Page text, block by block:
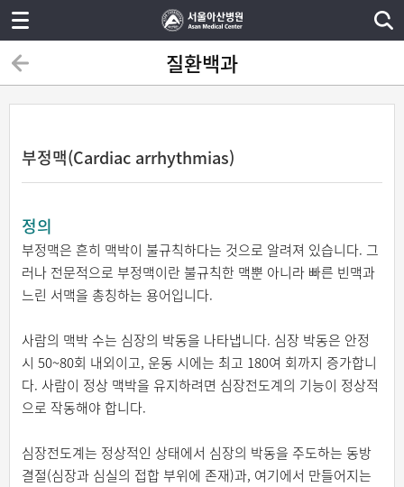
질환백과
부정맥(Cardiac arrhythmias)
정의
부정맥은 흔히 맥박이 불규칙하다는 것으로 알려져 있습니다. 그
러나 전문적으로 부정맥이란 불규칙한 맥뿐 아니라 빠른 빈맥과
느린 서맥을 총칭하는 용어입니다.
사람의 맥박 수는 심장의 박동을 나타냅니다. 심장 박동은 안정
시 50~80회 내외이고, 운동 시에는 최고 180여 회까지 증가합니
다. 사람이 정상 맥박을 유지하려면 심장전도계의 기능이 정상적
으로 작동해야 합니다.
심장전도계는 정상적인 상태에서 심장의 박동을 주도하는 동방
결절(심장과 심실의 접합 부위에 존재)과, 여기에서 만들어지는